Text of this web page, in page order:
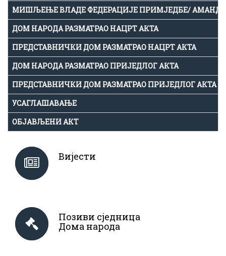
МИШЉЕЊЕ ВЛАДЕ ФЕДЕРАЦИЈЕ ПРИМЈЕДБЕ/
ДОМ НАРОДА РАЗМАТРАО НАЦРТ АКТА
ПРЕДСТАВНИЧКИ ДОМ РАЗМАТРАО НАЦРТ АКТА
ДОМ НАРОДА РАЗМАТРАО ПРИЈЕДЛОГ АКТА
ПРЕДСТАВНИЧКИ ДОМ РАЗМАТРАО ПРИЈЕДЛОГ АКТА
УСАГЛАШАВАЊЕ
ОБЈАВЉЕНИ АКТ
Вијести
Позиви сједница
Дома народа